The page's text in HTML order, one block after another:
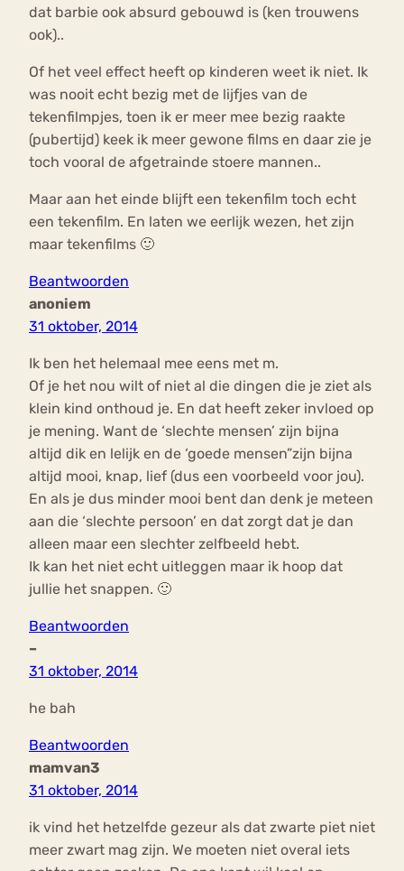
dat barbie ook absurd gebouwd is (ken trouwens
ook)..
Of het veel effect heeft op kinderen weet ik niet. Ik
was nooit echt bezig met de lijfjes van de
tekenfilmpjes, toen ik er meer mee bezig raakte
(pubertijd) keek ik meer gewone films en daar zie je
toch vooral de afgetrainde stoere mannen..
Maar aan het einde blijft een tekenfilm toch echt
een tekenfilm. En laten we eerlijk wezen, het zijn
maar tekenfilms 🙂
Beantwoorden
anoniem
31 oktober, 2014
Ik ben het helemaal mee eens met m.
Of je het nou wilt of niet al die dingen die je ziet als
klein kind onthoud je. En dat heeft zeker invloed op
je mening. Want de ‘slechte mensen’ zijn bijna
altijd dik en lelijk en de ‘goede mensen”zijn bijna
altijd mooi, knap, lief (dus een voorbeeld voor jou).
En als je dus minder mooi bent dan denk je meteen
aan die ‘slechte persoon’ en dat zorgt dat je dan
alleen maar een slechter zelfbeeld hebt.
Ik kan het niet echt uitleggen maar ik hoop dat
jullie het snappen. 🙂
Beantwoorden
–
31 oktober, 2014
he bah
Beantwoorden
mamvan3
31 oktober, 2014
ik vind het hetzelfde gezeur als dat zwarte piet niet
meer zwart mag zijn. We moeten niet overal iets